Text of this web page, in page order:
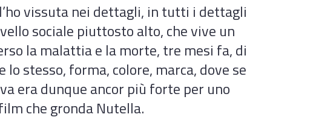
vissuta nei dettagli, in tutti i dettagli
sociale piuttosto alto, che vive un
la malattia e la morte, tre mesi fa, di
stesso, forma, colore, marca, dove se
era dunque ancor più forte per uno
che gronda Nutella.